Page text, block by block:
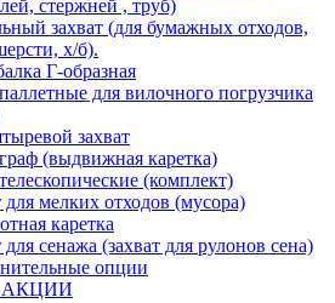
стержней , труб)
захват (для бумажных отходов,
х/б).
Г-образная
для вилочного погрузчика
захват
(выдвижная каретка)
(комплект)
для мелких отходов (мусора)
каретка
для сенажа (захват для рулонов сена)
опции
АКЦИИ